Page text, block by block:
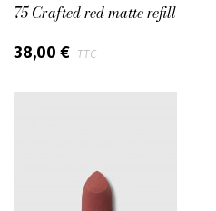
75 Crafted red matte refill
38,00 € TTC